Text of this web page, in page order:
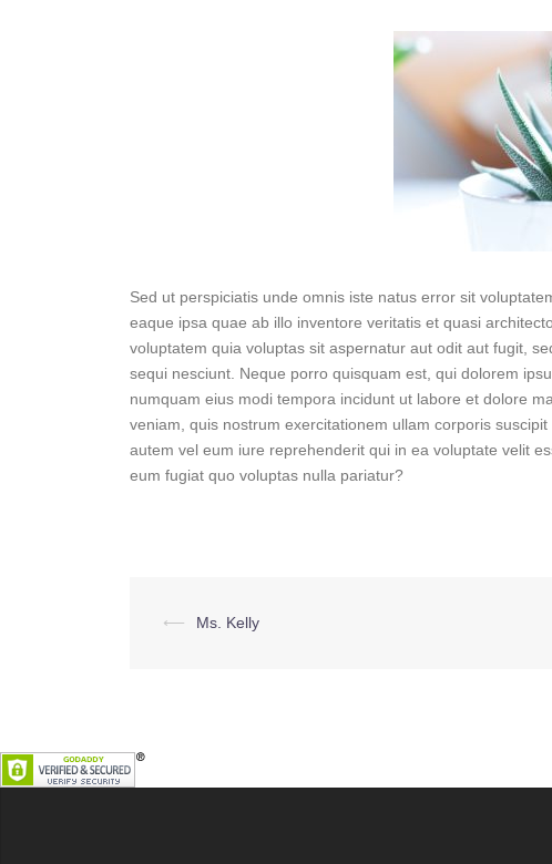
Sed ut perspiciatis unde omnis iste natus error sit
eaque ipsa quae ab illo inventore veritatis et quasi
voluptatem quia voluptas sit aspernatur aut odit aut fugit,
sequi nesciunt. Neque porro quisquam est, qui dolorem
numquam eius modi tempora incidunt ut labore et dolore
veniam, quis nostrum exercitationem ullam corporis
autem vel eum iure reprehenderit qui in ea voluptate velit
eum fugiat quo voluptas nulla pariatur?
Post
⟵ Ms. Kelly